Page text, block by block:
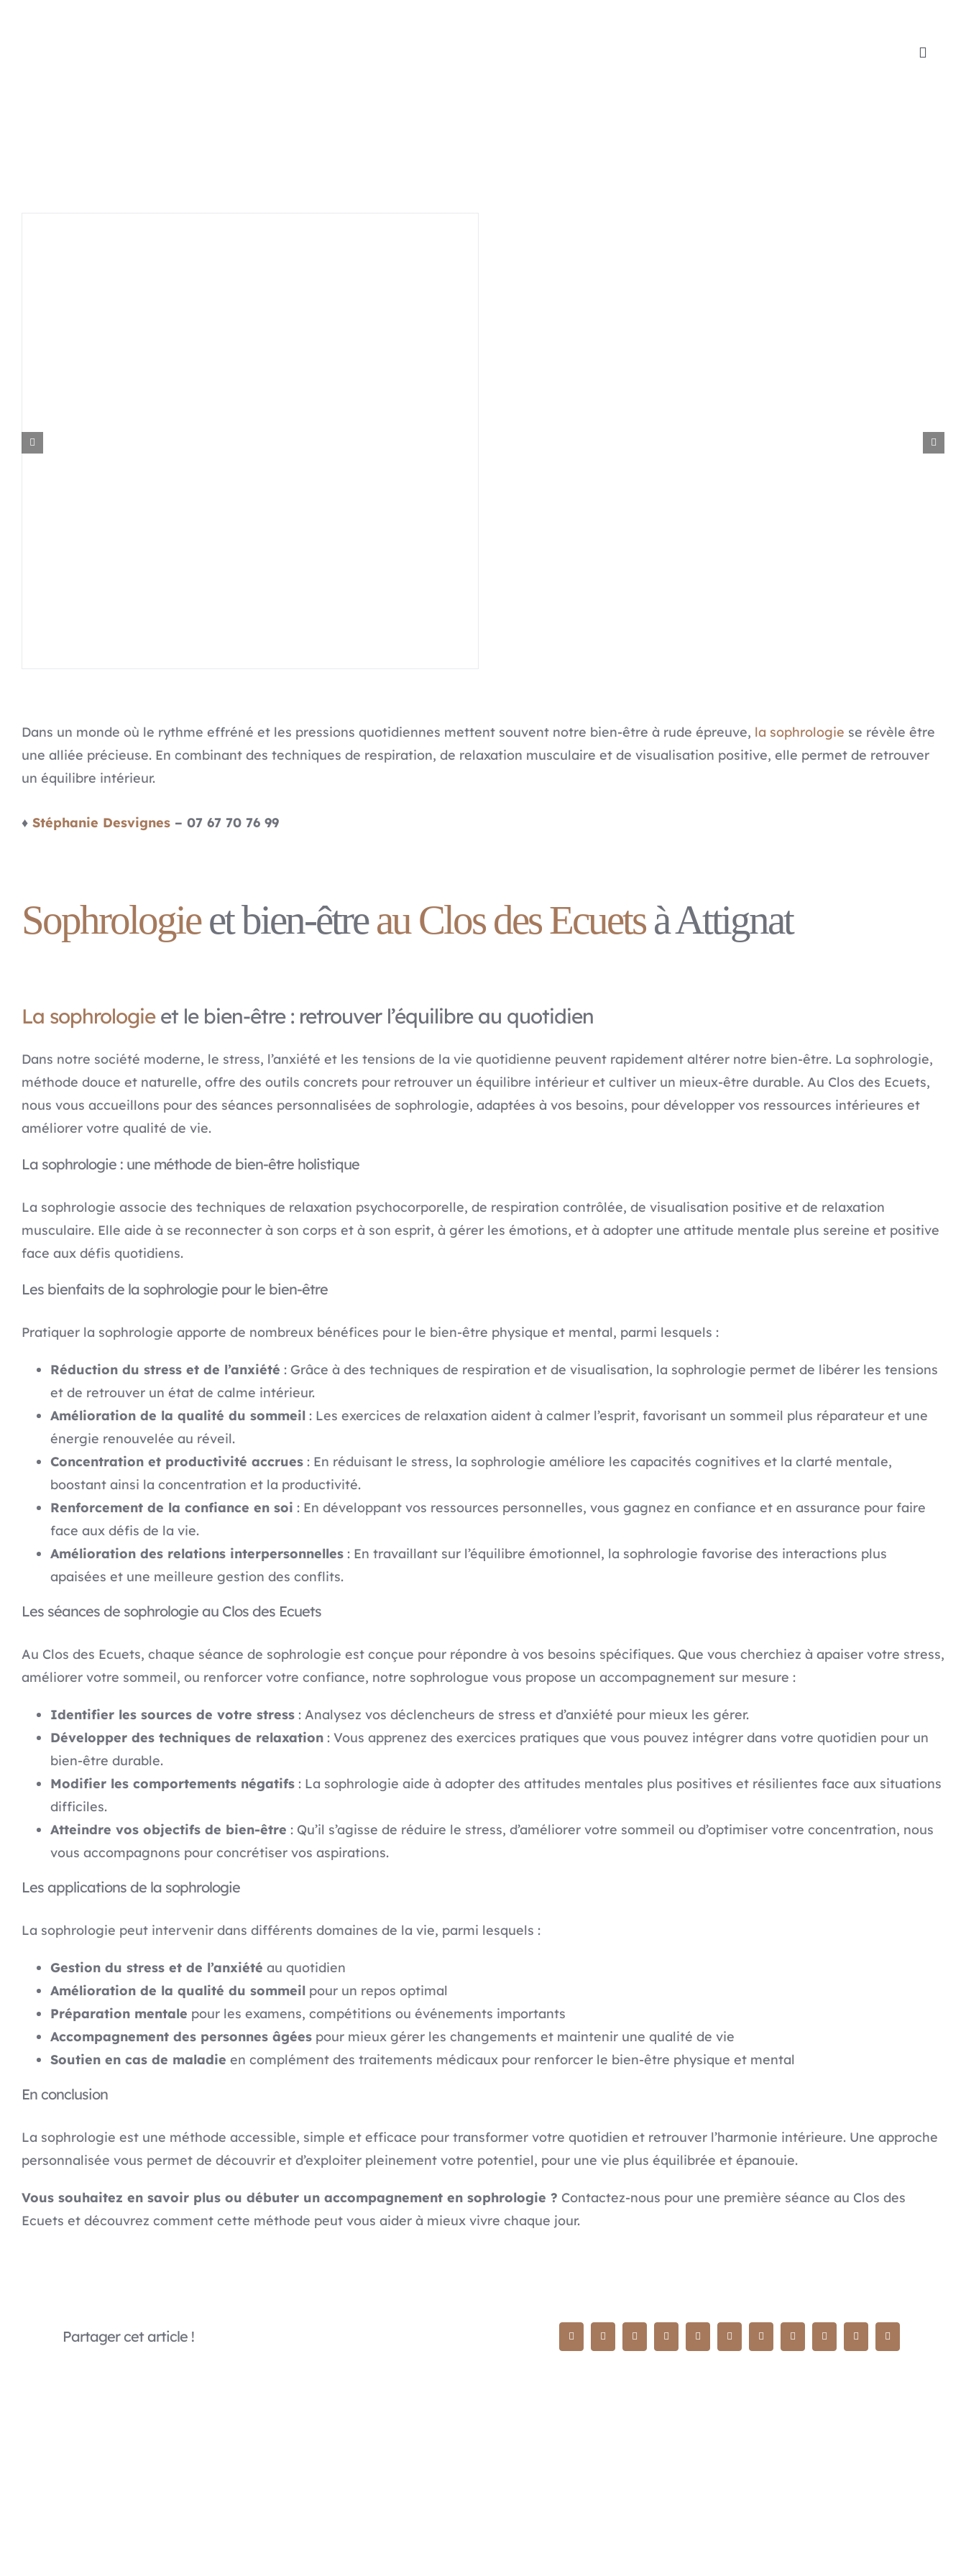
Toggle
Dans un monde où le rythme effréné et les pressions quotidiennes mettent souvent notre bien-être à rude épreuve, la sophrologie se révèle être
une alliée précieuse. En combinant des techniques de respiration, de relaxation musculaire et de visualisation positive, elle permet de retrouver
un équilibre intérieur.
♦ Stéphanie Desvignes – 07 67 70 76 99
Sophrologieet bien-êtreau Clos des Ecuetsà Attignat
La sophrologieet le bien-être : retrouver l’équilibre au quotidien
Dans notre société moderne, le stress, l’anxiété et les tensions de la vie quotidienne peuvent rapidement altérer notre bien-être. La sophrologie,
méthode douce et naturelle, offre des outils concrets pour retrouver un équilibre intérieur et cultiver un mieux-être durable. Au Clos des Ecuets,
nous vous accueillons pour des séances personnalisées de sophrologie, adaptées à vos besoins, pour développer vos ressources intérieures et
améliorer votre qualité de vie.
La sophrologie : une méthode de bien-être holistique
La sophrologie associe des techniques de relaxation psychocorporelle, de respiration contrôlée, de visualisation positive et de relaxation
musculaire. Elle aide à se reconnecter à son corps et à son esprit, à gérer les émotions, et à adopter une attitude mentale plus sereine et positive
face aux défis quotidiens.
Les bienfaits de la sophrologie pour le bien-être
Pratiquer la sophrologie apporte de nombreux bénéfices pour le bien-être physique et mental, parmi lesquels :
Réduction du stress et de l’anxiété : Grâce à des techniques de respiration et de visualisation, la sophrologie permet de libérer les tensions
et de retrouver un état de calme intérieur.
Amélioration de la qualité du sommeil : Les exercices de relaxation aident à calmer l’esprit, favorisant un sommeil plus réparateur et une
énergie renouvelée au réveil.
Concentration et productivité accrues : En réduisant le stress, la sophrologie améliore les capacités cognitives et la clarté mentale,
boostant ainsi la concentration et la productivité.
Renforcement de la confiance en soi : En développant vos ressources personnelles, vous gagnez en confiance et en assurance pour faire
face aux défis de la vie.
Amélioration des relations interpersonnelles : En travaillant sur l’équilibre émotionnel, la sophrologie favorise des interactions plus
apaisées et une meilleure gestion des conflits.
Les séances de sophrologie au Clos des Ecuets
Au Clos des Ecuets, chaque séance de sophrologie est conçue pour répondre à vos besoins spécifiques. Que vous cherchiez à apaiser votre stress,
améliorer votre sommeil, ou renforcer votre confiance, notre sophrologue vous propose un accompagnement sur mesure :
Identifier les sources de votre stress : Analysez vos déclencheurs de stress et d’anxiété pour mieux les gérer.
Développer des techniques de relaxation : Vous apprenez des exercices pratiques que vous pouvez intégrer dans votre quotidien pour un
bien-être durable.
Modifier les comportements négatifs : La sophrologie aide à adopter des attitudes mentales plus positives et résilientes face aux situations
difficiles.
Atteindre vos objectifs de bien-être : Qu’il s’agisse de réduire le stress, d’améliorer votre sommeil ou d’optimiser votre concentration, nous
vous accompagnons pour concrétiser vos aspirations.
Les applications de la sophrologie
La sophrologie peut intervenir dans différents domaines de la vie, parmi lesquels :
Gestion du stress et de l’anxiété au quotidien
Amélioration de la qualité du sommeil pour un repos optimal
Préparation mentale pour les examens, compétitions ou événements importants
Accompagnement des personnes âgées pour mieux gérer les changements et maintenir une qualité de vie
Soutien en cas de maladie en complément des traitements médicaux pour renforcer le bien-être physique et mental
En conclusion
La sophrologie est une méthode accessible, simple et efficace pour transformer votre quotidien et retrouver l’harmonie intérieure. Une approche
personnalisée vous permet de découvrir et d’exploiter pleinement votre potentiel, pour une vie plus équilibrée et épanouie.
Vous souhaitez en savoir plus ou débuter un accompagnement en sophrologie ? Contactez-nous pour une première séance au Clos des
Ecuets et découvrez comment cette méthode peut vous aider à mieux vivre chaque jour.
Partager cet article !